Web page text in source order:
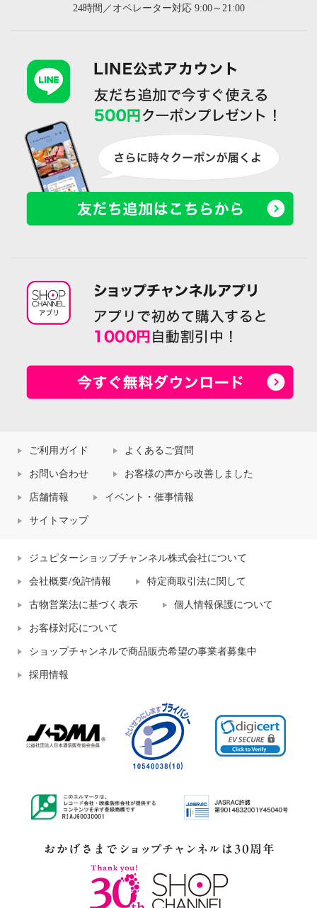
24時間／オペレーター対応 9:00～21:00
ご利用ガイド よくあるご質問
お問い合わせ お客様の声から改善しました
店舗情報 イベント・催事情報
サイトマップ
ジュピターショップチャンネル株式会社について
会社概要/免許情報 特定商取引法に関して
古物営業法に基づく表示 個人情報保護について
お客様対応について
ショップチャンネルで商品販売希望の事業者募集中
採用情報